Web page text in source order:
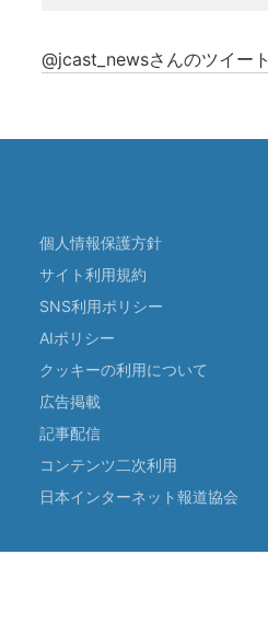
@jcast_newsさんのツイート
個人情報保護方針
サイト利用規約
SNS利用ポリシー
AIポリシー
クッキーの利用について
広告掲載
記事配信
コンテンツ二次利用
日本インターネット報道協会